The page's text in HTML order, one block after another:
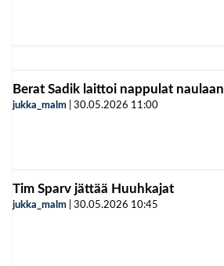
Berat Sadik laittoi nappulat naulaan
jukka_malm 30.05.2026 11:00
Tim Sparv jättää Huuhkajat
jukka_malm 30.05.2026 10:45